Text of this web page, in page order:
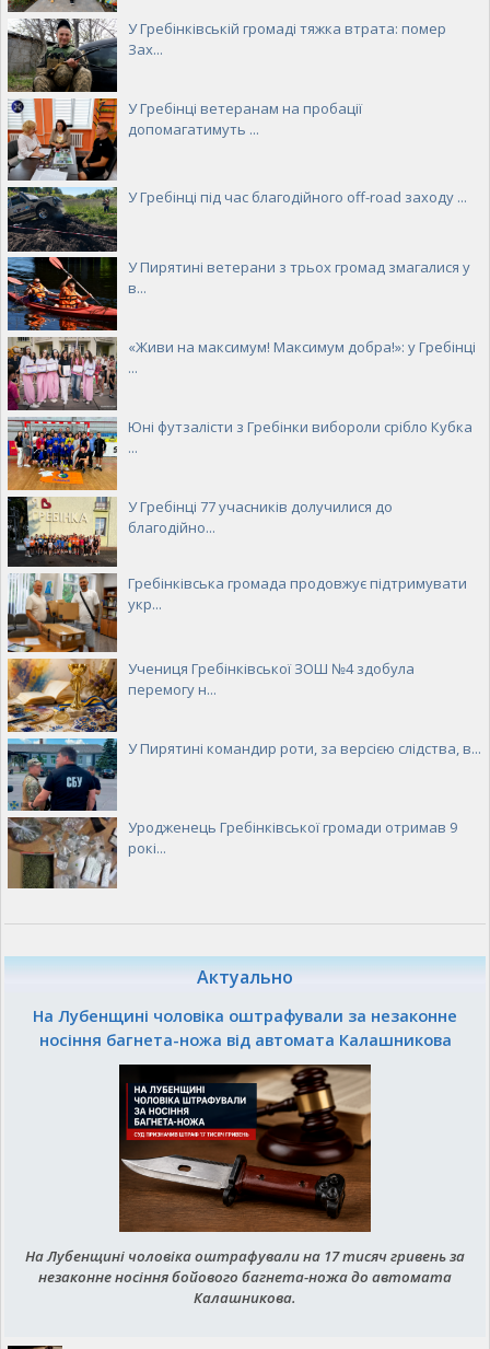
У Гребінківській громаді тяжка втрата: помер
Зах...
У Гребінці ветеранам на пробації
допомагатимуть ...
У Гребінці під час благодійного off-road заходу ...
У Пирятині ветерани з трьох громад змагалися у
в...
«Живи на максимум! Максимум добра!»: у Гребінці
...
Юні футзалісти з Гребінки вибороли срібло Кубка
...
У Гребінці 77 учасників долучилися до
благодійно...
Гребінківська громада продовжує підтримувати
укр...
Учениця Гребінківської ЗОШ №4 здобула
перемогу н...
У Пирятині командир роти, за версією слідства, в...
Уродженець Гребінківської громади отримав 9
рокі...
Актуально
На Лубенщині чоловіка оштрафували за незаконне
носіння багнета-ножа від автомата Калашникова
На Лубенщині чоловіка оштрафували на 17 тисяч гривень за
незаконне носіння бойового багнета-ножа до автомата
Калашникова.